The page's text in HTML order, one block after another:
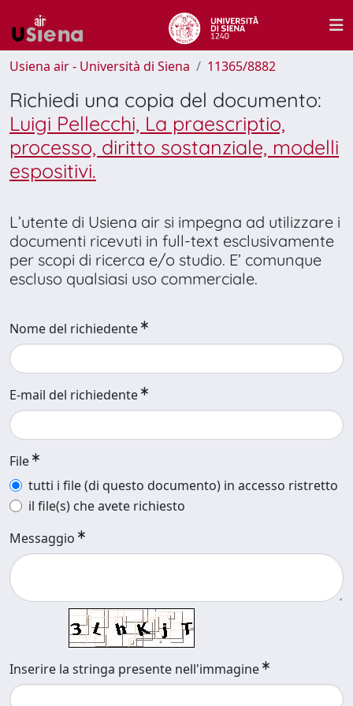
Usiena air - Università di Siena 11365/8882
Richiedi una copia del documento:
Luigi Pellecchi, La praescriptio,
processo, diritto sostanziale, modelli
espositivi.
L’utente di Usiena air si impegna ad utilizzare i
documenti ricevuti in full-text esclusivamente
per scopi di ricerca e/o studio. E’ comunque
escluso qualsiasi uso commerciale.
Nome del richiedente
E-mail del richiedente
File
tutti i file (di questo documento) in accesso ristretto
il file(s) che avete richiesto
Messaggio
Inserire la stringa presente nell'immagine